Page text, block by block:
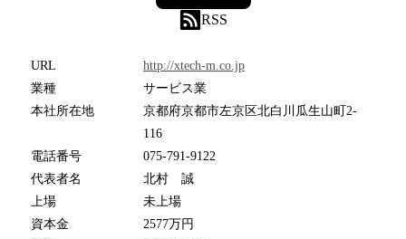
RSS
URL
http://xtech-m.co.jp
業種
サービス業
本社所在地
京都府京都市左京区北白川瓜生山町2-
116
電話番号
075-791-9122
代表者名
北村 誠
上場
未上場
資本金
2577万円